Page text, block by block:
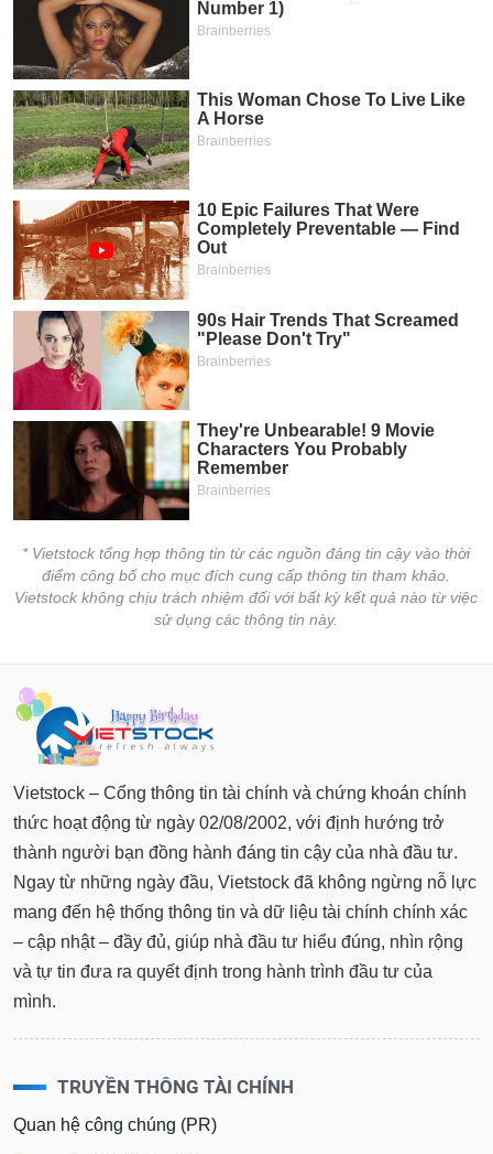
* Vietstock tổng hợp thông tin từ các nguồn đáng tin cậy vào thời
điểm công bố cho mục đích cung cấp thông tin tham khảo.
Vietstock không chịu trách nhiệm đối với bất kỳ kết quả nào từ việc
sử dụng các thông tin này.
Vietstock – Cổng thông tin tài chính và chứng khoán chính
thức hoạt động từ ngày 02/08/2002, với định hướng trở
thành người bạn đồng hành đáng tin cậy của nhà đầu tư.
Ngay từ những ngày đầu, Vietstock đã không ngừng nỗ lực
mang đến hệ thống thông tin và dữ liệu tài chính chính xác
– cập nhật – đầy đủ, giúp nhà đầu tư hiểu đúng, nhìn rộng
và tự tin đưa ra quyết định trong hành trình đầu tư của
mình.
TRUYỀN THÔNG TÀI CHÍNH
Quan hệ công chúng (PR)